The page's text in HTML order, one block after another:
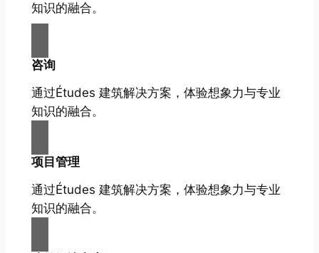
知识的融合。
咨询
通过Études 建筑解决方案，体验想象力与专业
知识的融合。
项目管理
通过Études 建筑解决方案，体验想象力与专业
知识的融合。